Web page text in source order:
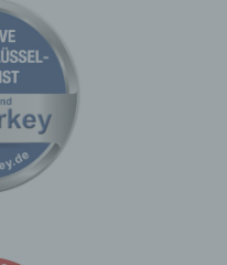
kann.
oder
deren
dem für die
verarbeitet werden.